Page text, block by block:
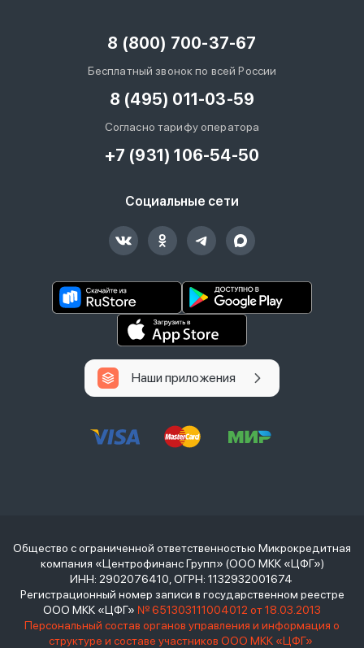
8 (800) 700-37-67
Бесплатный звонок по всей России
8 (495) 011-03-59
Согласно тарифу оператора
+7 (931) 106-54-50
Социальные сети
Наши приложения
Общество с ограниченной ответственностью Микрокредитная
компания «Центрофинанс Групп» (ООО МКК «ЦФГ»)
ИНН: 2902076410, ОГРН: 1132932001674
Регистрационный номер записи в государственном реестре
ООО МКК «ЦФГ» № 651303111004012 от 18.03.2013
Персональный состав органов управления и информация о
структуре и составе участников ООО МКК «ЦФГ»
Войти под другим номером